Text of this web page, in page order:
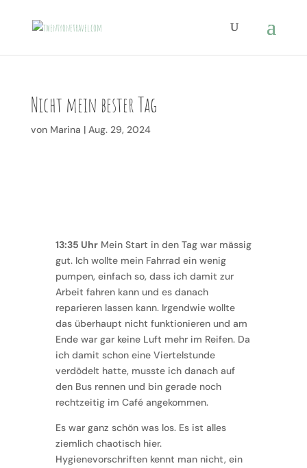
Nicht mein bester Tag
von Marina | Aug. 29, 2024
13:35 UhrMein Start in den Tag war mässig
gut. Ich wollte mein Fahrrad ein wenig
pumpen, einfach so, dass ich damit zur
Arbeit fahren kann und es danach
reparieren lassen kann. Irgendwie wollte
das überhaupt nicht funktionieren und am
Ende war gar keine Luft mehr im Reifen. Da
ich damit schon eine Viertelstunde
verdödelt hatte, musste ich danach auf
den Bus rennen und bin gerade noch
rechtzeitig im Café angekommen.
Es war ganz schön was los. Es ist alles
ziemlich chaotisch hier.
Hygienevorschriften kennt man nicht, ein